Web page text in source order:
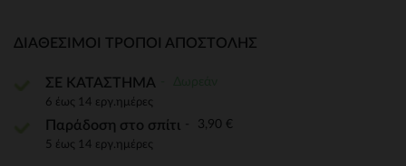
ΔΙΑΘΈΣΙΜΟΙ ΤΡΌΠΟΙ ΑΠΟΣΤΟΛΉΣ
ΣΕ ΚΑΤΑΣΤΗΜΑ
6 έως 14 εργ.ημέρες
Παράδοση στο σπίτι 3,90 €
5 έως 14 εργ.ημέρες